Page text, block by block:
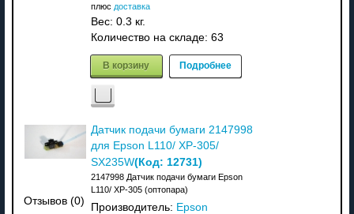
плюс доставка
Вес: 0.3 кг.
Количество на складе: 63
В корзину Подробнее
Отзывов (0)
Датчик подачи бумаги 2147998
для Epson L110/ XP-305/
SX235W(Код: 12731)
2147998 Датчик подачи бумаги Epson
L110/ XP-305 (оптопара)
Производитель: Epson